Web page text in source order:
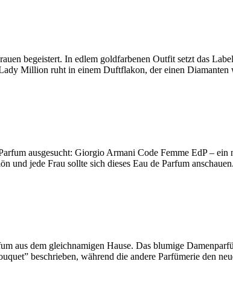
begeistert. In edlem goldfarbenen Outfit setzt das
Million ruht in einem Duftflakon, der einen
ausgesucht: Giorgio Armani Code Femme EdP –
und jede Frau sollte sich dieses Eau de Parfum
aus dem gleichnamigen Hause. Das blumige
beschrieben, während die andere Parfümerie den